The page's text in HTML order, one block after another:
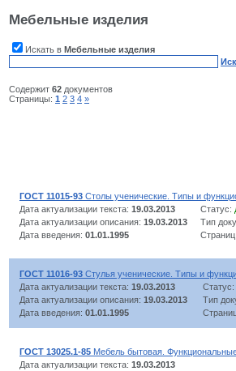
Мебельные изделия
Искать в Мебельные изделия
Содержит 62 документов
Страницы: 1 2 3 4 »
ГОСТ 11015-93 Столы ученические. Типы и
Дата актуализации текста: 19.03.2013 Статус:
Дата актуализации описания: 19.03.2013 Тип
Дата введения: 01.01.1995
ГОСТ 11016-93 Стулья ученические. Типы и
Дата актуализации текста: 19.03.2013 Статус:
Дата актуализации описания: 19.03.2013 Тип
Дата введения: 01.01.1995
ГОСТ 13025.1-85 Мебель бытовая.
Дата актуализации текста: 19.03.2013